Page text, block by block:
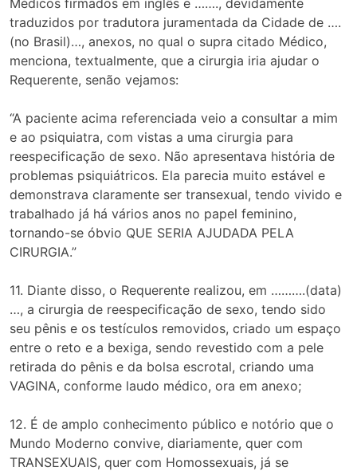
Médicos firmados em inglês e ……., devidamente
traduzidos por tradutora juramentada da Cidade de ….
(no Brasil)…, anexos, no qual o supra citado Médico,
menciona, textualmente, que a cirurgia iria ajudar o
Requerente, senão vejamos:
“A paciente acima referenciada veio a consultar a mim
e ao psiquiatra, com vistas a uma cirurgia para
reespecificação de sexo. Não apresentava história de
problemas psiquiátricos. Ela parecia muito estável e
demonstrava claramente ser transexual, tendo vivido e
trabalhado já há vários anos no papel feminino,
tornando-se óbvio QUE SERIA AJUDADA PELA
CIRURGIA.”
11. Diante disso, o Requerente realizou, em ……….(data)
…, a cirurgia de reespecificação de sexo, tendo sido
seu pênis e os testículos removidos, criado um espaço
entre o reto e a bexiga, sendo revestido com a pele
retirada do pênis e da bolsa escrotal, criando uma
VAGINA, conforme laudo médico, ora em anexo;
12. É de amplo conhecimento público e notório que o
Mundo Moderno convive, diariamente, quer com
TRANSEXUAIS, quer com Homossexuais, já se